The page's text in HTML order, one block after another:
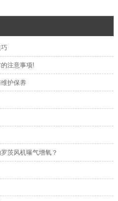
注意事项!
护保养
茨风机曝气增氧？